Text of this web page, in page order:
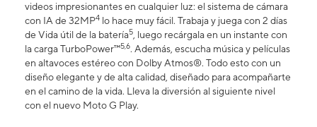
videos impresionantes en cualquier luz: el sistema de cámara
con IA de 32MP4 lo hace muy fácil. Trabaja y juega con 2 días
de Vida útil de la batería5, luego recárgala en un instante con
la carga TurboPower™5,6. Además, escucha música y películas
en altavoces estéreo con Dolby Atmos®. Todo esto con un
diseño elegante y de alta calidad, diseñado para acompañarte
en el camino de la vida. Lleva la diversión al siguiente nivel
con el nuevo Moto G Play.